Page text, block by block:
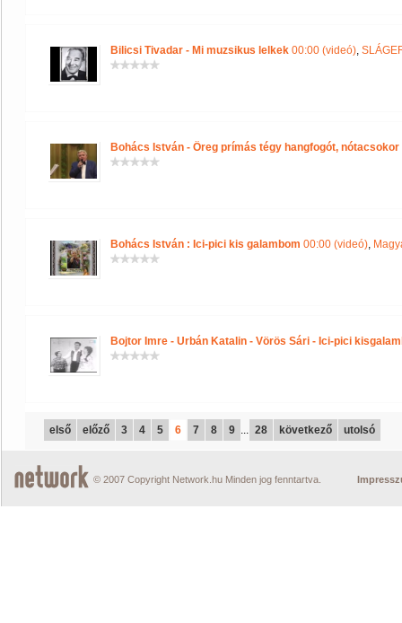
Bilicsi Tivadar - Mi muzsikus lelkek 00:00 (videó),
Bohács István - Öreg prímás tégy hangfogót, nótacsokor
Bohács István : Ici-pici kis galambom 00:00 (videó),
Bojtor Imre - Urbán Katalin - Vörös Sári - Ici-pici
első előző 3 4 5 6 7 8 9 ... 28 következő utolsó
© 2007 Copyright Network.hu Minden jog fenntartva.